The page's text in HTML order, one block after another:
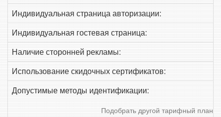
Индивидуальная страница авторизации:
Индивидуальная гостевая страница:
Наличие сторонней рекламы:
Использование скидочных сертификатов:
Допустимые методы идентификации:
Подобрать другой тарифный план